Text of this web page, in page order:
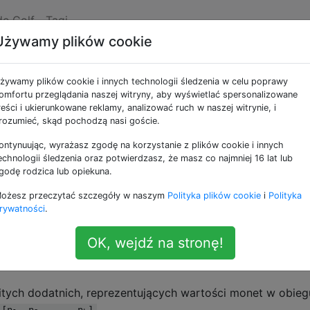
Golf Tagi
narodu Golfenistanu jestfoo, a w obiegu są tylko trzy
Widać, że za te monety nie można płacić
jednak można utworzyć wszystkie wystarczająco duże
największej kwoty, której nie można utworzyć za pomocą
co jest znane jakoproblemzmonetami.
dodatnich, reprezentujących wartości monet w
plików cookie
plików cookie i innych technologii śledzenia w celu poprawy
przeglądania naszej witryny, aby wyświetlać spersonalizowane
i ukierunkowane reklamy, analizować ruch w naszej witrynie, i
skąd pochodzą nasi goście.
wyrażasz zgodę na korzystanie z plików cookie i innych
śledzenia oraz potwierdzasz, że masz co najmniej 16 lat lub
rodzica lub opiekuna.
przeczytać szczegóły w naszym Polityka plików cookie i Polityka
.
OK, wejdź na stronę!